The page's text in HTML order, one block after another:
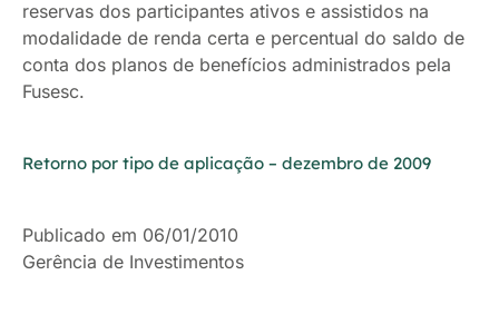
reservas dos participantes ativos e assistidos na
modalidade de renda certa e percentual do saldo de
conta dos planos de benefícios administrados pela
Fusesc.
Retorno por tipo de aplicação – dezembro de 2009
Publicado em 06/01/2010
Gerência de Investimentos